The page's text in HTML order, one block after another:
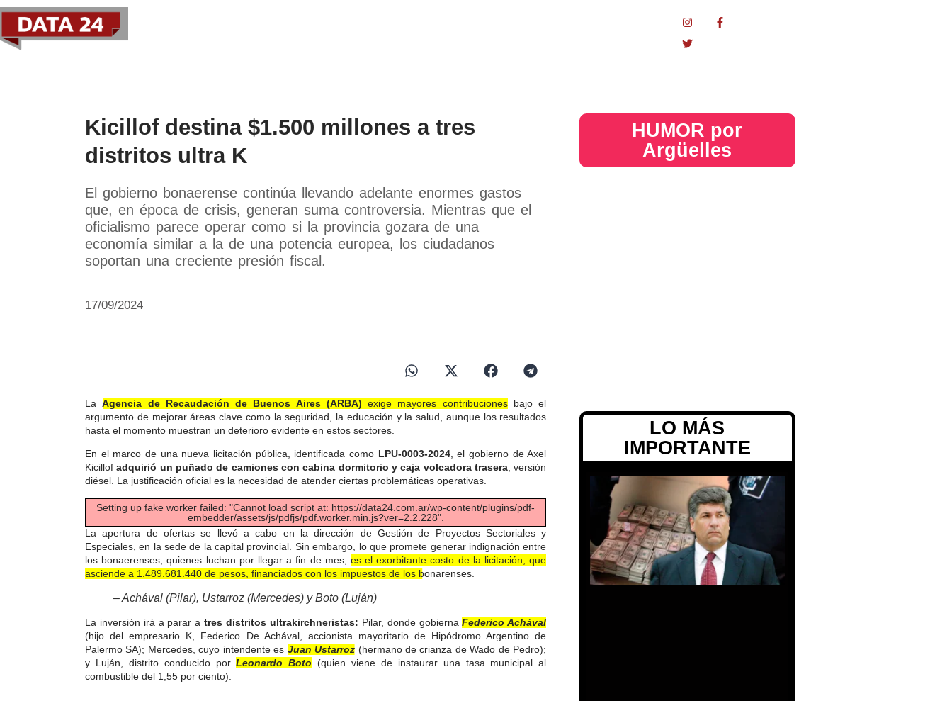
Kicillof destina $1.500 millones a tres
distritos ultra K
El gobierno bonaerense continúa llevando adelante enormes gastos
que, en época de crisis, generan suma controversia. Mientras que el
oficialismo parece operar como si la provincia gozara de una
economía similar a la de una potencia europea, los ciudadanos
soportan una creciente presión fiscal.
17/09/2024
LaAgencia de Recaudación de Buenos Aires (ARBA) exige mayores contribucionesbajo el
argumento de mejorar áreas clave como la seguridad, la educación y la salud, aunque los resultados
hasta el momento muestran un deterioro evidente en estos sectores.
En el marco de una nueva licitación pública, identificada como LPU-0003-2024, el gobierno de Axel
Kicillofadquirió un puñado de camiones con cabina dormitorio y caja volcadora trasera, versión
diésel. La justificación oficial es la necesidad de atender ciertas problemáticas operativas.
Setting up fake worker failed: "Cannot load script at: https://data24.com.ar/wp-content/plugins/pdf-
embedder/assets/js/pdfjs/pdf.worker.min.js?ver=2.2.228".
La apertura de ofertas se llevó a cabo en la dirección de Gestión de Proyectos Sectoriales y
Especiales, en la sede de la capital provincial. Sin embargo, lo que promete generar indignación entre
los bonaerenses, quienes luchan por llegar a fin de mes, es el exorbitante costo de la licitación, que
asciende a 1.489.681.440 de pesos, financiados con los impuestos de los bonarenses.
– Achával (Pilar), Ustarroz (Mercedes) y Boto (Luján)
La inversión irá a parar atres distritos ultrakirchneristas: Pilar, donde gobiernaFederico Achával
(hijo del empresario K, Federico De Achával, accionista mayoritario de Hipódromo Argentino de
Palermo SA); Mercedes, cuyo intendente es Juan Ustarroz (hermano de crianza de Wado de Pedro);
y Luján, distrito conducido porLeonardo Boto
(quien viene de instaurar una tasa municipal al
combustible del 1,55 por ciento).
HUMOR por
Argüelles​
LO MÁS
IMPORTANTE